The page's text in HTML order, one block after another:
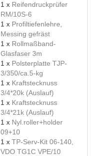
1 x Reifendruckprüfer
RM/10S-6
1 x Profiltiefenlehre,
Messing gefräst
1 x Rollmaßband-
Glasfaser 3m
1 x Polsterplatte TJP-
3/350/ca.5-kg
1 x Kraftstecknuss
3/4*20k (Auslauf)
1 x Kraftstecknuss
3/4*21k (Auslauf)
1 x Nyl.roller+holder
09+10
1 x TP-Serv-Kit 06-140,
VDO TG1C VPE/10